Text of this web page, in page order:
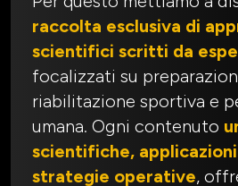
raccolta esclusiva di
scientifici scritti da
focalizzati su
riabilitazione sportiva e
umana. Ogni contenuto
scientifiche,
strategie operative,